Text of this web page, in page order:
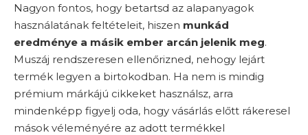
Nagyon fontos, hogy betartsd az alapanyagok
használatának feltételeit, hiszen munkád
eredménye a másik ember arcán jelenik meg.
Muszáj rendszeresen ellenőrizned, nehogy lejárt
termék legyen a birtokodban. Ha nem is mindig
prémium márkájú cikkeket használsz, arra
mindenképp figyelj oda, hogy vásárlás előtt rákeresel
mások véleményére az adott termékkel